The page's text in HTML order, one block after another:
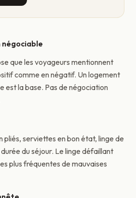
négociable
que les voyageurs mentionnent
comme en négatif. Un logement
est la base. Pas de négociation
pliés, serviettes en bon état, linge de
du séjour. Le linge défaillant
plus fréquentes de mauvaises